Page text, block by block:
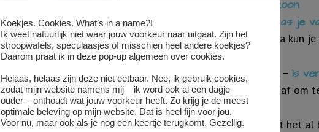
van de 2.07 m. van onze zoon
blauw is waar ik van hou – was je
voor Engelse drop en chocola kun je
ik alles lekker, echt álles
ik padel 2 of 3 keer per week – is
o ja, schrijven vind ik supergaaf om
tekstschrijver bent
het kan niet anders of je hebt het al
Koekjes. Cookies. What’s in a name?!
Ik weet natuurlijk niet waar jouw voorkeur naar uitgaat. Zijn het
stroopwafels, speculaasjes of misschien heel andere koekjes?
Daarom praat ik in deze pop-up algemeen over cookies.
Helaas, helaas zijn deze niet eetbaar. Nee, ik gebruik cookies,
zodat mijn website namens mij – ik word ook al een dagje
ouder – onthoudt wat jouw voorkeur heeft. Zo krijg je de meest
optimale beleving op mijn website. Dat is heel fijn voor jou.
Voor nu, maar ook als je nog een keertje terugkomt. Gezellig.